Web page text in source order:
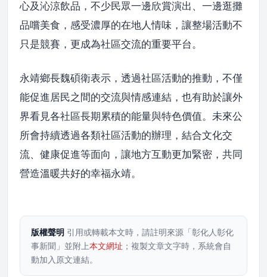
心及沁涼飲品，不少民眾一邊欣賞演出、一邊逛攤
品嚐美食，感受濃厚的在地人情味，讓整場活動不
只是競賽，更成為社區交流的重要平台。
永靖鄉長魏碩衛表示，透過社區活動的推動，不僅
能促進居民之間的交流與情感連結，也有助於讓外
界看見各社區長期累積的能量與特色價值。未來公
所會持續透過各類社區活動的辦理，結合文化交
流、健康促進等面向，讓地方互動更加緊密，共同
營造溫暖共好的幸福永靖。
版權聲明 引用或轉載本文時，請註明來源「彰化人彰化
事新聞」並附上本文網址 ；複製文章文字時，系統會自
動加入原文連結。